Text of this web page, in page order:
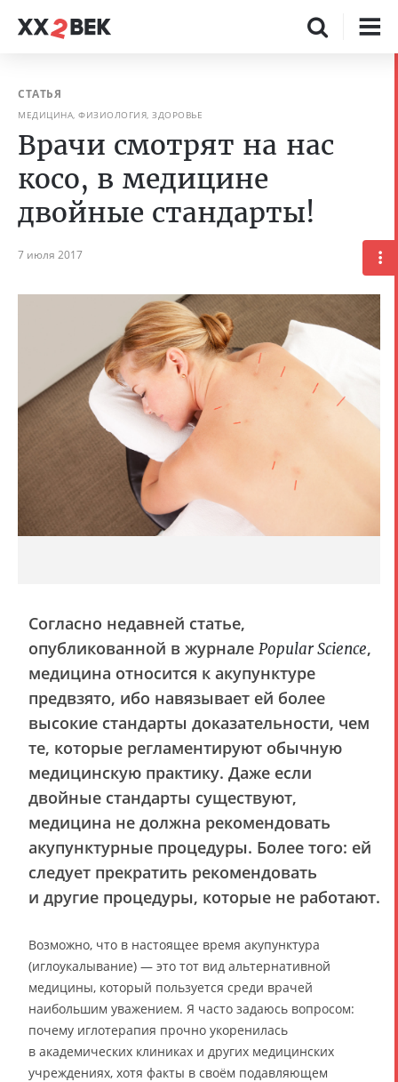
СТАТЬЯ
МЕДИЦИНА, ФИЗИОЛОГИЯ, ЗДОРОВЬЕ
Врачи смотрят на нас
косо, в медицине
двойные стандарты!
7 июля 2017
Согласно недавней статье,
опубликованной в журнале Popular Science,
медицина относится к акупунктуре
предвзято, ибо навязывает ей более
высокие стандарты доказательности, чем
те, которые регламентируют обычную
медицинскую практику. Даже если
двойные стандарты существуют,
медицина не должна рекомендовать
акупунктурные процедуры. Более того: ей
следует прекратить рекомендовать
и другие процедуры, которые не работают.
Возможно, что в настоящее время акупунктура
(иглоукалывание) — это тот вид альтернативной
медицины, который пользуется среди врачей
наибольшим уважением. Я часто задаюсь вопросом:
почему иглотерапия прочно укоренилась
в академических клиниках и других медицинских
учреждениях, хотя факты в своём подавляющем